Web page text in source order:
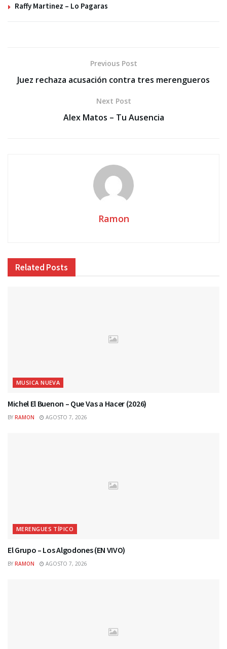
Raffy Martinez – Lo Pagaras
Previous Post
Juez rechaza acusación contra tres merengueros
Next Post
Alex Matos – Tu Ausencia
Ramon
Related Posts
MUSICA NUEVA
Michel El Buenon – Que Vas a Hacer (2026)
BY RAMON AGOSTO 7, 2026
MERENGUES TÍPICO
El Grupo – Los Algodones (EN VIVO)
BY RAMON AGOSTO 7, 2026